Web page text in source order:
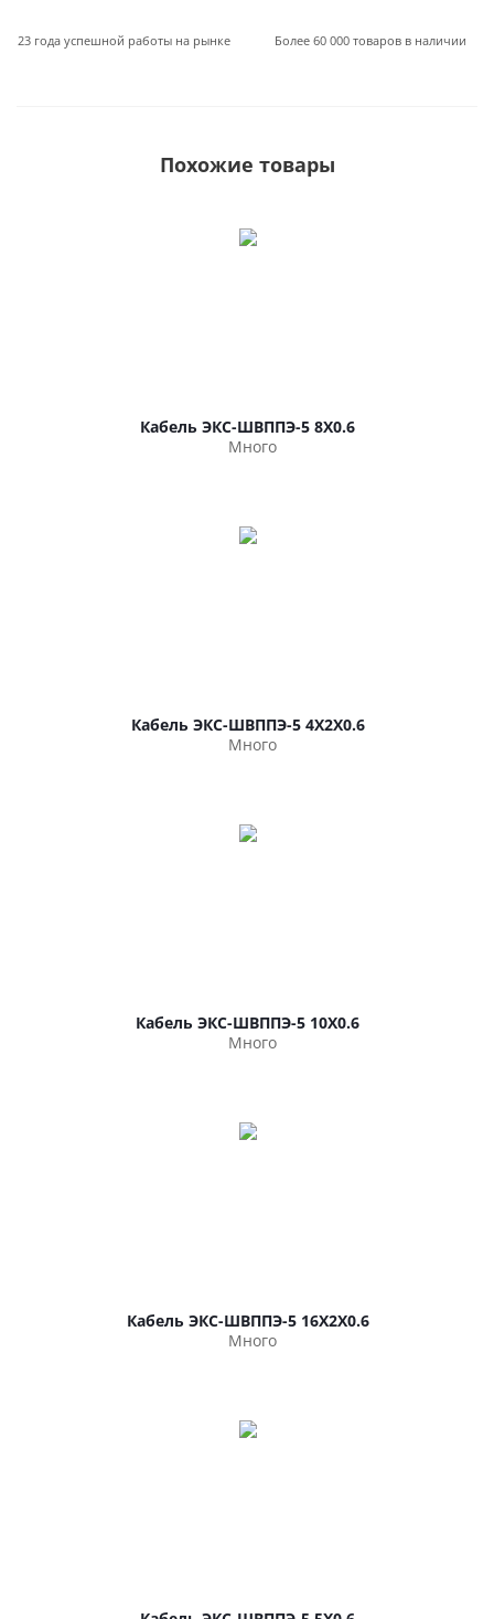
23 года успешной работы на рынке Более 60 000 товаров в наличии
Похожие товары
Кабель ЭКС-ШВППЭ-5 8Х0.6
Много
Кабель ЭКС-ШВППЭ-5 4Х2Х0.6
Много
Кабель ЭКС-ШВППЭ-5 10Х0.6
Много
Кабель ЭКС-ШВППЭ-5 16Х2Х0.6
Много